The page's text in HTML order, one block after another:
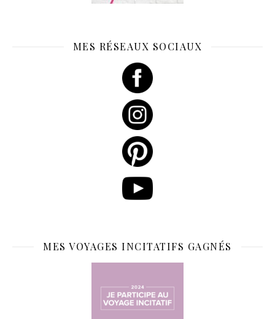
MES RÉSEAUX SOCIAUX
MES VOYAGES INCITATIFS GAGNÉS